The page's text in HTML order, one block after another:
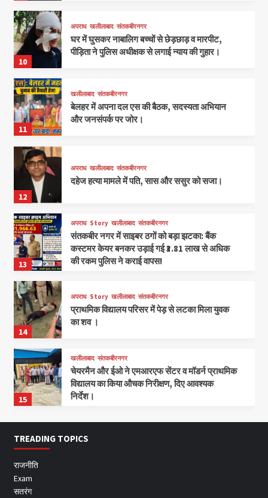
10
अपराध खलीलाबाद संतकबीरनगर
घर में घुसकर नाबालिग बच्चों से छेड़छाड़ व मारपीट,
पीड़िता ने पुलिस अधीक्षक से लगाई न्याय की गुहार।
11
खलीलाबाद संतकबीरनगर
बेलहर में अपना दल एस की बैठक, सदस्यता अभियान
और जनसंपर्क पर जोर।
12
अपराध खलीलाबाद संतकबीरनगर
दहेज हत्या मामले में पति, सास और ससुर को सजा।
13
अपराध Story खलीलाबाद संतकबीरनगर
संतकबीर नगर में साइबर ठगों को बड़ा झटका: बैंक
कस्टमर केयर बनकर उड़ाई गई ₹3.81 लाख से अधिक
की रकम पुलिस ने कराई वापस!
14
अपराध Story खलीलाबाद संतकबीरनगर
प्राथमिक विद्यालय परिसर में पेड़ से लटका मिला युवक
का शव ।
15
खलीलाबाद संतकबीरनगर
चेयरमैन और ईओ ने एमआरएफ सेंटर व मॉडर्न प्राथमिक
विद्यालय का किया औचक निरीक्षण, दिए आवश्यक
निर्देश।
TREADING TOPICS
राजनीति
Exam
सतरंग